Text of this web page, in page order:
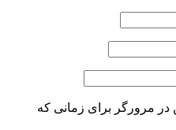
در مرورگر برای زمانی که